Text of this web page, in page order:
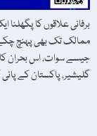
برفانی علاقوں کا
ممالک تک بھی پہنچ چکے
جیسے سوات، اس بحران کا
گلیشیر، پاکستان کے